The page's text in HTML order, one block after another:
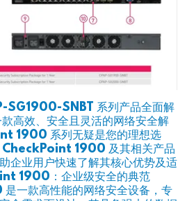
SNBT 系列产品全面解
高效、安全且灵活的网络安全解
1900 系列无疑是您的理想选
CheckPoint 1900 及其相关产品
企业用户快速了解其核心优势及适
1900：企业级安全的典范
一款高性能的网络安全设备，专